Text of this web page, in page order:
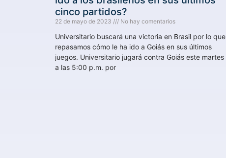
cinco partidos?
22 de mayo de 2023 No hay comentarios
Universitario buscará una victoria en Brasil por lo que
repasamos cómo le ha ido a Goiás en sus últimos
juegos. Universitario jugará contra Goiás este martes
a las 5:00 p.m. por